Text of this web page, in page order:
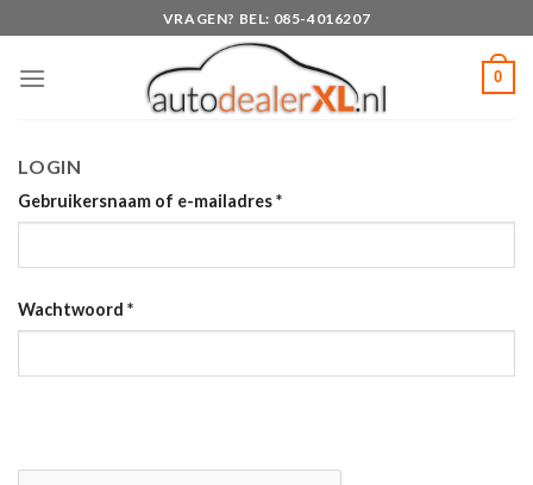
to
content
VRAGEN? BEL: 085-4016207
0
LOGIN
Gebruikersnaam of e-mailadres*
Wachtwoord *